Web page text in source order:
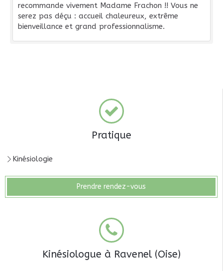
recommande vivement Madame Frachon !! Vous ne
serez pas déçu : accueil chaleureux, extrême
bienveillance et grand professionnalisme.
Pratique
Kinésiologie
Prendre rendez-vous
Kinésiologue à Ravenel (Oise)